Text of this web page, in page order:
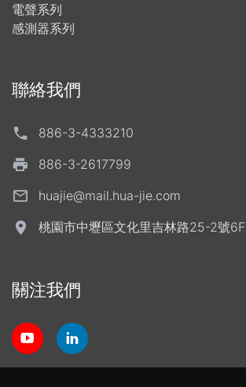
電聲系列
感測器系列
聯絡我們
886-3-4333210
886-3-2617799
huajie@mail.hua-jie.com
桃園市中壢區文化里吉林路25-2號6F
關注我們